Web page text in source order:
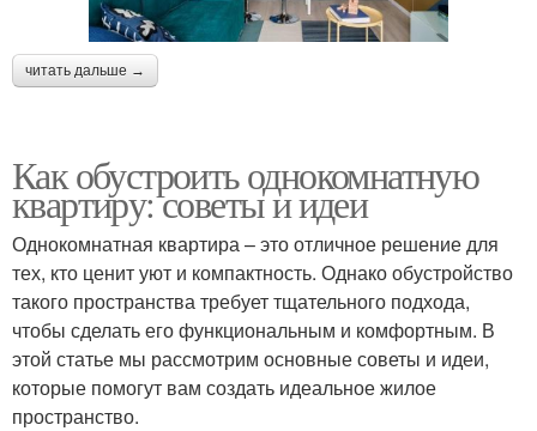
читать дальше →
Как обустроить однокомнатную
квартиру: советы и идеи
Однокомнатная квартира – это отличное решение для
тех, кто ценит уют и компактность. Однако обустройство
такого пространства требует тщательного подхода,
чтобы сделать его функциональным и комфортным. В
этой статье мы рассмотрим основные советы и идеи,
которые помогут вам создать идеальное жилое
пространство.